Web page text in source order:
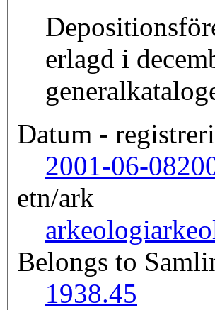
erlagd i
Datum -
2001-06-08
etn/ark
arkeologi
Belongs to
1938.45